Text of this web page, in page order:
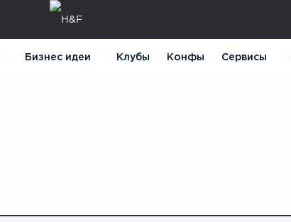
Бизнес идеи Клубы Конфы Сервисы